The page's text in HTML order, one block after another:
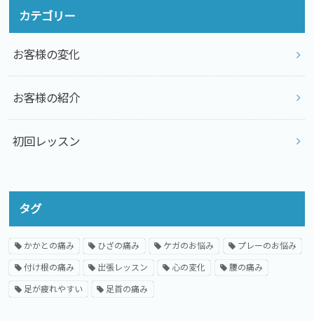
カテゴリー
お客様の変化
お客様の紹介
初回レッスン
タグ
かかとの痛み ひざの痛み ケガのお悩み プレーのお悩み
付け根の痛み 出張レッスン 心の変化 腰の痛み
足が疲れやすい 足首の痛み